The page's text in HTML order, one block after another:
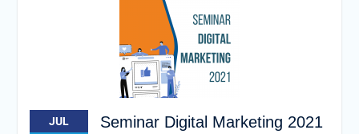
JUL
Seminar Digital Marketing 2021